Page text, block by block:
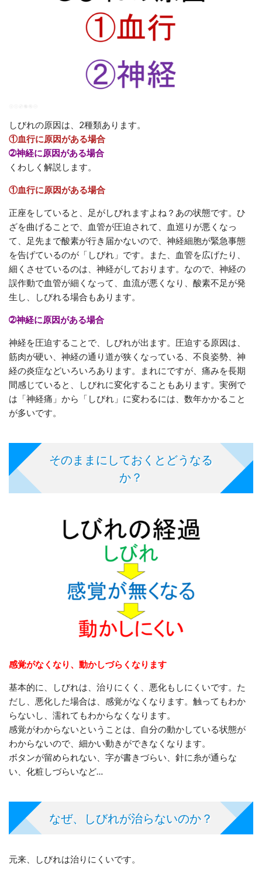
しびれの原因は、2種類あります。
①血行に原因がある場合
➁神経に原因がある場合
くわしく解説します。
①血行に原因がある場合
正座をしていると、足がしびれますよね？あの状態です。ひ
ざを曲げることで、血管が圧迫されて、血巡りが悪くなっ
て、足先まで酸素が行き届かないので、神経細胞が緊急事態
を告げているのが「しびれ」です。また、血管を広げたり、
細くさせているのは、神経がしております。なので、神経の
誤作動で血管が細くなって、血流が悪くなり、酸素不足が発
生し、しびれる場合もあります。
➁神経に原因がある場合
神経を圧迫することで、しびれが出ます。圧迫する原因は、
筋肉が硬い、神経の通り道が狭くなっている、不良姿勢、神
経の炎症などいろいろあります。まれにですが、痛みを長期
間感じていると、しびれに変化することもあります。実例で
は「神経痛」から「しびれ」に変わるには、数年かかること
が多いです。
そのままにしておくとどうなる
か？
感覚がなくなり、動かしづらくなります
基本的に、しびれは、治りにくく、悪化もしにくいです。た
だし、悪化した場合は、感覚がなくなります。触ってもわか
らないし、濡れてもわからなくなります。
感覚がわからないということは、自分の動かしている状態が
わからないので、細かい動きができなくなります。
ボタンが留められない、字が書きづらい、針に糸が通らな
い、化粧しづらいなど…
なぜ、しびれが治らないのか？
元来、しびれは治りにくいです。